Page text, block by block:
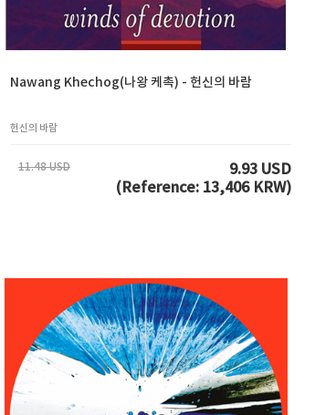
Nawang Khechog(나왕 케촉) - 헌신의 바람
헌신의 바람
11.48 USD
9.93 USD
(Reference: 13,406 KRW)